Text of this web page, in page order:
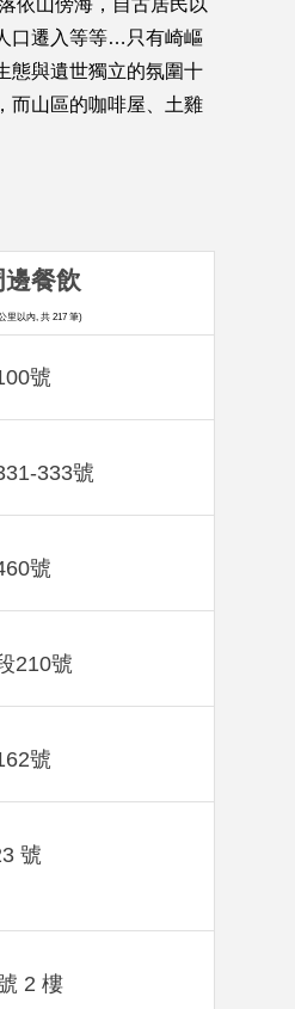
口遷入等等…只有崎嶇
態與遺世獨立的氛圍十
而山區的咖啡屋、土雞
號
333號
號
210號
號
號
2 樓
邊餐飲
里以內, 共 217 筆)